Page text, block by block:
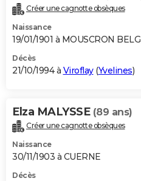
Créer une cagnotte obsèques
Naissance
19/01/1901 à MOUSCRON
Décès
21/10/1994 à Viroflay(Yvelines)
Elza MALYSSE (89 ans)
Créer une cagnotte obsèques
Naissance
30/11/1903 à CUERNE
Décès